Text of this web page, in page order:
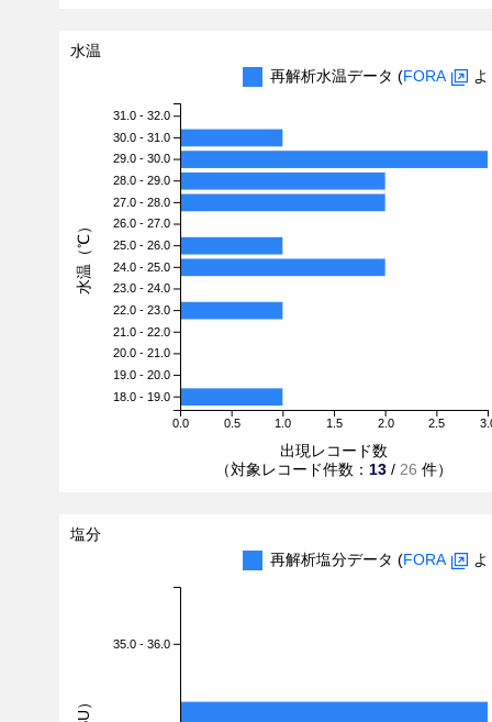
水温
再解析水温データ (FORA
0.0 0.5 1.0 1.5 2.0 2.5
31.0 - 32.0
30.0 - 31.0
29.0 - 30.0
28.0 - 29.0
27.0 - 28.0
26.0 - 27.0
25.0 - 26.0
24.0 - 25.0
23.0 - 24.0
22.0 - 23.0
21.0 - 22.0
20.0 - 21.0
19.0 - 20.0
18.0 - 19.0
出現レコード数
（対象レコード件数： 13 / 26 件）
水温（℃）
塩分
再解析塩分データ (FORA
35.0 - 36.0